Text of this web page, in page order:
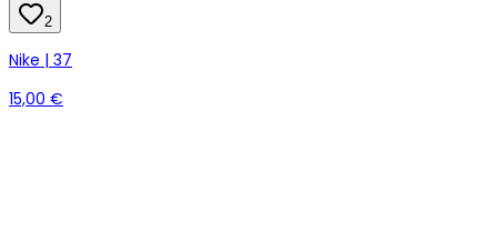
2
Nike | 37
15,00 €